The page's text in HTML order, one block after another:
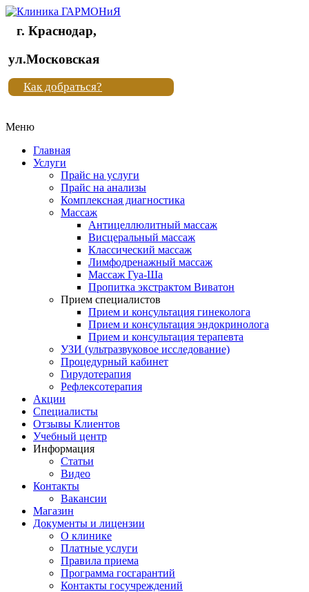
Клиника
"Новая
жизнь"
Клиника
жизнь"
г. Краснодар,
ул.Московская
Как добраться?
Меню
Главная
Услуги
Прайс на услуги
Прайс на анализы
Комплексная диагностика
Массаж
Антицеллюлитный массаж
Висцеральный массаж
Классический массаж
Лимфодренажный массаж
Массаж Гуа-Ша
Пропитка экстрактом Виватон
Прием специалистов
Прием и консультация гинеколога
Прием и консультация эндокринолога
Прием и консультация терапевта
УЗИ (ультразвуковое исследование)
Процедурный кабинет
Гирудотерапия
Рефлексотерапия
Акции
Специалисты
Отзывы Клиентов
Учебный центр
Информация
Статьи
Видео
Контакты
Вакансии
Магазин
Документы и лицензии
О клинике
Платные услуги
Правила приема
Программа госгарантий
Контакты госучреждений